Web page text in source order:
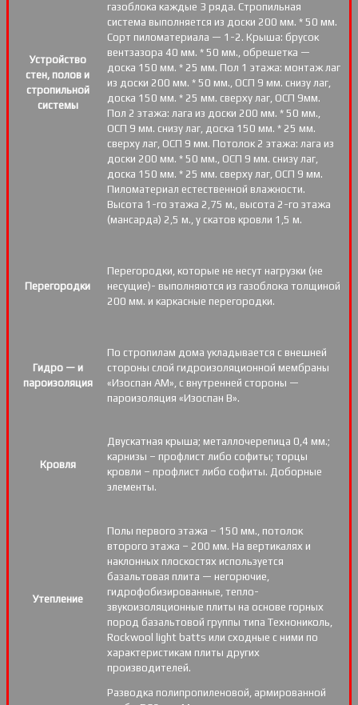
Устройство
стен, полов и
стропильной
системы
газоблока каждые 3 ряда. Стропильная
система выполняется из доски 200 мм. * 50 мм.
Сорт пиломатериала — 1-2. Крыша: брусок
вентзазора 40 мм. * 50 мм., обрешетка —
доска 150 мм. * 25 мм. Пол 1 этажа: монтаж лаг
из доски 200 мм. * 50 мм., ОСП 9 мм. снизу лаг,
доска 150 мм. * 25 мм. сверху лаг, ОСП 9мм.
Пол 2 этажа: лага из доски 200 мм. * 50 мм.,
ОСП 9 мм. снизу лаг, доска 150 мм. * 25 мм.
сверху лаг, ОСП 9 мм. Потолок 2 этажа: лага из
доски 200 мм. * 50 мм., ОСП 9 мм. снизу лаг,
доска 150 мм. * 25 мм. сверху лаг, ОСП 9 мм.
Пиломатериал естественной влажности.
Высота 1-го этажа 2,75 м., высота 2-го этажа
(мансарда) 2,5 м., у скатов кровли 1,5 м.
Перегородки
Перегородки, которые не несут нагрузки (не
несущие)- выполняются из газоблока толщиной
200 мм. и каркасные перегородки.
Гидро — и
пароизоляция
По стропилам дома укладывается с внешней
стороны слой гидроизоляционной мембраны
«Изоспан АМ», с внутренней стороны —
пароизоляция «Изоспан B».
Кровля
Двускатная крыша; металлочерепица 0,4 мм.;
карнизы – профлист либо софиты; торцы
кровли – профлист либо софиты. Доборные
элементы.
Утепление
Полы первого этажа – 150 мм., потолок
второго этажа – 200 мм. На вертикалях и
наклонных плоскостях используется
базальтовая плита — негорючие,
гидрофобизированные, тепло-
звукоизоляционные плиты на основе горных
пород базальтовой группы типа Технониколь,
Rockwool light batts или сходные с ними по
характеристикам плиты других
производителей.
Разводка полипропиленовой, армированной